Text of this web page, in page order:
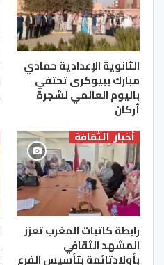
الثانوية الإعدادية حمادي
مبارك ببيوكرى تحتفي
باليوم العالمي لشجرة
أركان
أخبار الثقافة
رابطة كاتبات المغرب تعزز
المشهد الثقافي
بأولادتائمة بتأسيس الفرع